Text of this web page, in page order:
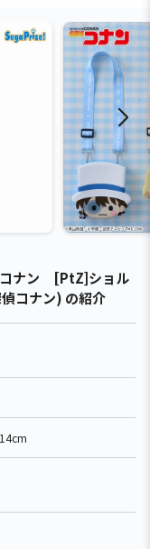
コナン [PtZ]ショル
コナン) の紹介